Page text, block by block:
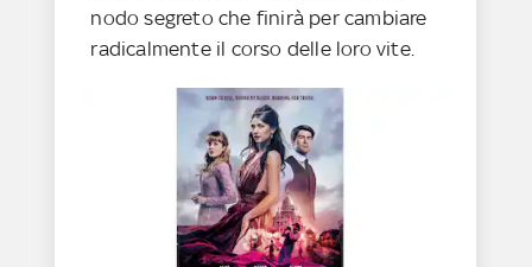
nodo segreto che finirà per cambiare
radicalmente il corso delle loro vite.